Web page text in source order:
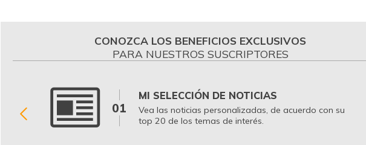
CONOZCA LOS BENEFICIOS EXCLUSIVOS
PARA NUESTROS SUSCRIPTORES
01
MI SELECCIÓN DE NOTICIAS
Vea las noticias personalizadas, de acuerdo con su
top 20 de los temas de interés.